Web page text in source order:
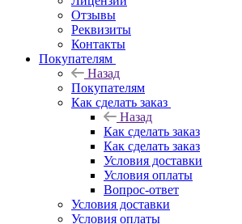
Отзывы
Реквизиты
Контакты
Покупателям
Назад
Покупателям
Как сделать заказ
Назад
Как сделать заказ
Как сделать заказ
Условия доставки
Условия оплаты
Вопрос-ответ
Условия доставки
Условия оплаты